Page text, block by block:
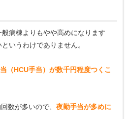
病棟よりもやや高めになります
いうわけでありません。
（HCU手当）が数千円程度つくこ
数が多いので、 夜勤手当が多めに